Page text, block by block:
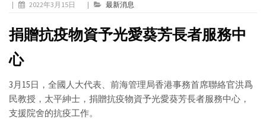
| 2022年3月15日 | 最新消息
捐贈抗疫物資予光愛葵芳長者服務中
心
3月15日，全國人大代表、前海管理局香港事務首席聯絡官洪爲
民教授，太平紳士，捐贈抗疫物資予光愛葵芳長者服務中心，
支援院舍的抗疫工作。